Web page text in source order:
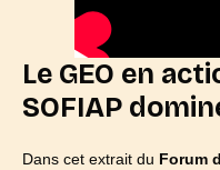
Le GEO en
SOFIAP
Dans cet extrait du Forum